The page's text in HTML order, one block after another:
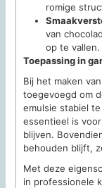
romige
van
op te vallen.
Toepassing in
Bij het maken
toegevoegd om
emulsie stabiel
essentieel is
blijven.
behouden blijft,
Met deze
in professionele